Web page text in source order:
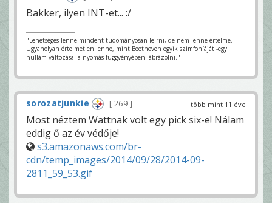
Bakker, ilyen INT-et... :/
"Lehetséges lenne mindent tudományosan leírni, de nem lenne értelme.
Ugyanolyan értelmetlen lenne, mint Beethoven egyik szimfoníáját -egy
hullám változásai a nyomás függvényében- ábrázolni."
több mint 11 éve
sorozatjunkie 269
Most néztem Wattnak volt egy pick six-e! Nálam
eddig ő az év védője!
s3.amazonaws.com/br-
cdn/temp_images/2014/09/28/2014-09-
2811_59_53.gif